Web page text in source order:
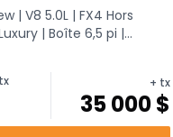
| V8 5.0L | FX4 Hors
| Boîte 6,5 pi |
+ tx
35 000$